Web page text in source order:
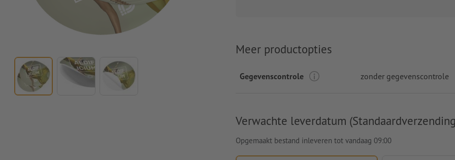
Meer productopties
Gegevenscontrole zonder gegevenscontrole
Verwachte leverdatum
Opgemaakt bestand inleveren tot vandaag 09:00